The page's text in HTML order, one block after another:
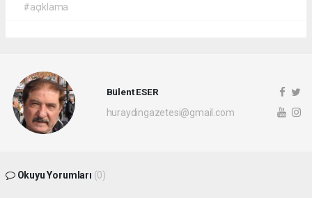
#açıklama
Bülent ESER
huraydingazetesi@gmail.com
Okuyu Yorumları (0)